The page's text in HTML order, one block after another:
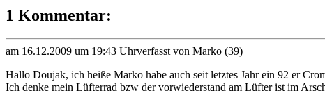
1 Kommentar:
am 16.12.2009 um 19:43 Uhrverfasst von Marko (39)
Hallo Doujak, ich heiße Marko habe auch seit letztes Jahr ein 92 er
Ich denke mein Lüfterrad bzw der vorwiederstand am Lüfter ist im